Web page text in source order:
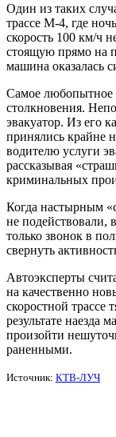
Один из таких
трассе М-4, где
скорость 100 км/ч
стоящую прямо на
машина оказалась
Самое любопытное
столкновения.
эвакуатор. Из его
принялись крайне
водителю услуги
рассказывая
криминальных
Когда настырным
не подействовали,
только звонок в
свернуть
Автоэксперты
на качественно
скоростной трассе
результате
произойти
раненными.
Источник: КТВ-ЛУЧ